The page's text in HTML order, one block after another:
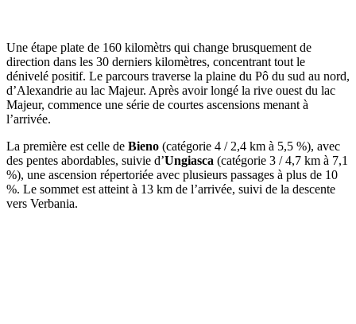
Une étape plate de 160 kilomètrs qui change brusquement de
direction dans les 30 derniers kilomètres, concentrant tout le
dénivelé positif. Le parcours traverse la plaine du Pô du sud au nord,
d’Alexandrie au lac Majeur. Après avoir longé la rive ouest du lac
Majeur, commence une série de courtes ascensions menant à
l’arrivée.
La première est celle de Bieno (catégorie 4 / 2,4 km à 5,5 %), avec
des pentes abordables, suivie d’Ungiasca (catégorie 3 / 4,7 km à 7,1
%), une ascension répertoriée avec plusieurs passages à plus de 10
%. Le sommet est atteint à 13 km de l’arrivée, suivi de la descente
vers Verbania.